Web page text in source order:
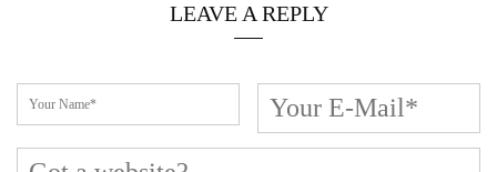
LEAVE A REPLY